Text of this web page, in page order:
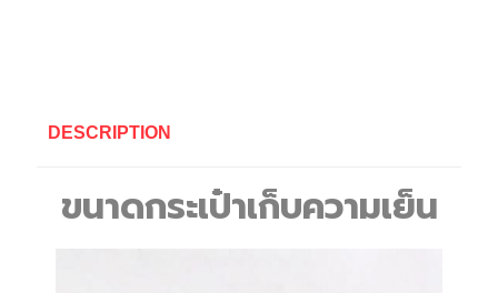
DESCRIPTION
ขนาดกระเป๋าเก็บความเย็น